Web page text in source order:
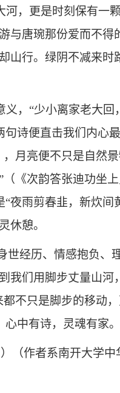
，更是时刻保有
与唐琬那份爱而不
山行。绿阴不减来
，“少小离家老大
诗便直击我们内心
月亮便不只是自然
《次韵答张迪功坐
夜雨剪春韭，新炊
休憩。
经历、情感抱负
我们用脚步丈量山
不只是脚步的移动
中有诗，灵魂有家。
（作者系南开大学中